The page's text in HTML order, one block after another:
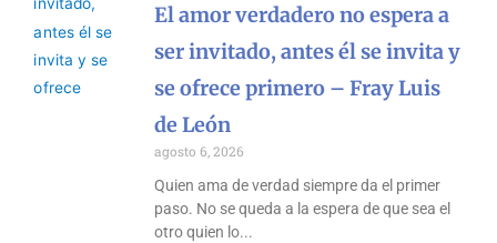
El amor verdadero no espera a
ser invitado, antes él se invita y
se ofrece primero – Fray Luis
de León
agosto 6, 2026
Quien ama de verdad siempre da el primer
paso. No se queda a la espera de que sea el
otro quien lo